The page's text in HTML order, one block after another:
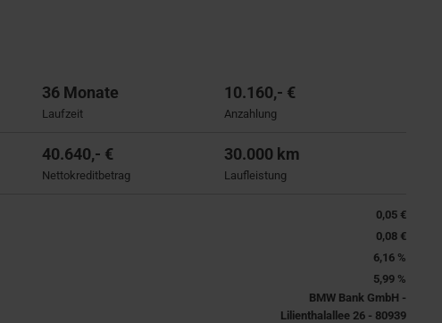
36 Monate
Laufzeit
10.160,- €
Anzahlung
40.640,- €
Nettokreditbetrag
30.000 km
Laufleistung
0,05 €
0,08 €
6,16 %
5,99 %
BMW Bank GmbH -
Lilienthalallee 26 - 80939